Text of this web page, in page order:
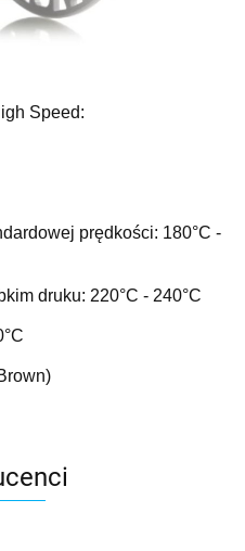
Speed:
prędkości: 180°C -
druku: 220°C - 240°C